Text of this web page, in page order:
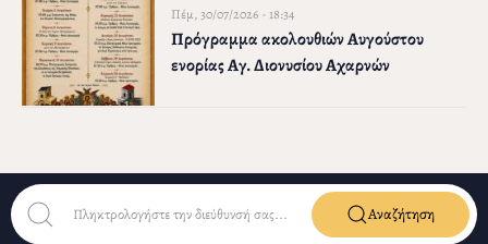
Πέμ, 30/07/2026 - 18:34
Πρόγραμμα ακολουθιών Αυγούστου
ενορίας Αγ. Διονυσίου Αχαρνών
Αναζήτηση